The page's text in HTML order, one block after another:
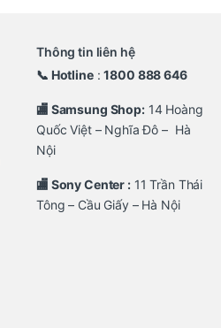
Thông tin liên hệ
📞 Hotline:1800 888 646
🏬 Samsung Shop:14 Hoàng
Quốc Việt – Nghĩa Đô – Hà
Nội
🏬 Sony Center :11 Trần Thái
Tông – Cầu Giấy – Hà Nội